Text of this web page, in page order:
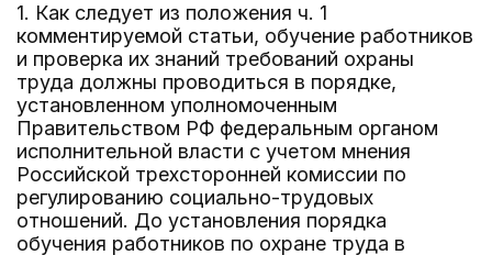
1. Как следует из положения ч. 1
комментируемой статьи, обучение работников
и проверка их знаний требований охраны
труда должны проводиться в порядке,
установленном уполномоченным
Правительством РФ федеральным органом
исполнительной власти с учетом мнения
Российской трехсторонней комиссии по
регулированию социально-трудовых
отношений. До установления порядка
обучения работников по охране труда в